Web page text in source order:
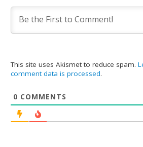
This site uses Akismet to reduce spam.
comment data is processed.
0 COMMENTS